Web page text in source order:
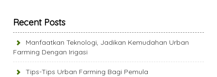
Recent Posts
Manfaatkan Teknologi, Jadikan Kemudahan Urban
Farming Dengan Irigasi
Tips-Tips Urban Farming Bagi Pemula